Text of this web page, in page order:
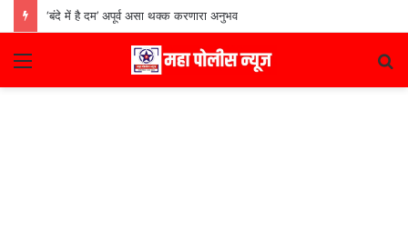
‘बंदे में है दम’ अपूर्व असा थक्क करणारा अनुभव
Menu